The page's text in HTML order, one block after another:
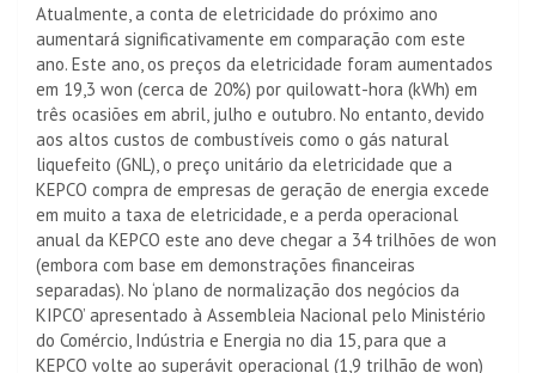
Atualmente, a conta de eletricidade do próximo ano
aumentará significativamente em comparação com este
ano. Este ano, os preços da eletricidade foram aumentados
em 19,3 won (cerca de 20%) por quilowatt-hora (kWh) em
três ocasiões em abril, julho e outubro. No entanto, devido
aos altos custos de combustíveis como o gás natural
liquefeito (GNL), o preço unitário da eletricidade que a
KEPCO compra de empresas de geração de energia excede
em muito a taxa de eletricidade, e a perda operacional
anual da KEPCO este ano deve chegar a 34 trilhões de won
(embora com base em demonstrações financeiras
separadas). No ‘plano de normalização dos negócios da
KIPCO’ apresentado à Assembleia Nacional pelo Ministério
do Comércio, Indústria e Energia no dia 15, para que a
KEPCO volte ao superávit operacional (1,9 trilhão de won)